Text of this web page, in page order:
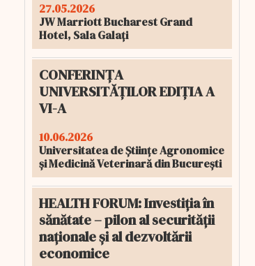
27.05.2026
JW Marriott Bucharest Grand
Hotel, Sala Galați
CONFERINȚA
UNIVERSITĂȚILOR EDIȚIA A
VI-A
10.06.2026
Universitatea de Științe Agronomice
și Medicină Veterinară din București
HEALTH FORUM: Investiția în
sănătate – pilon al securității
naționale și al dezvoltării
economice